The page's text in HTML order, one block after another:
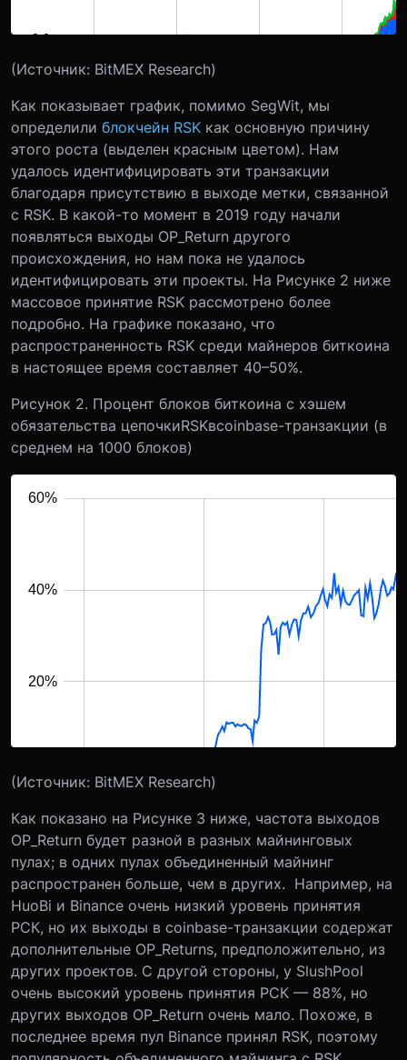
(Источник: BitMEX Research)
Как показывает график, помимо SegWit, мы
определили блокчейн RSK как основную причину
этого роста (выделен красным цветом). Нам
удалось идентифицировать эти транзакции
благодаря присутствию в выходе метки, связанной
с RSK. В какой-то момент в 2019 году начали
появляться выходы OP_Return другого
происхождения, но нам пока не удалось
идентифицировать эти проекты. На Рисунке 2 ниже
массовое принятие RSK рассмотрено более
подробно. На графике показано, что
распространенность RSK среди майнеров биткоина
в настоящее время составляет 40–50%.
Рисунок 2. Процент блоков биткоина с хэшем
обязательства цепочкиRSKвcoinbase-транзакции (в
среднем на 1000 блоков)
(Источник: BitMEX Research)
Как показано на Рисунке 3 ниже, частота выходов
OP_Return будет разной в разных майнинговых
пулах; в одних пулах объединенный майнинг
распространен больше, чем в других. Например, на
HuoBi и Binance очень низкий уровень принятия
РСК, но их выходы в coinbase-транзакции содержат
дополнительные OP_Returns, предположительно, из
других проектов. С другой стороны, у SlushPool
очень высокий уровень принятия РСК — 88%, но
других выходов OP_Return очень мало. Похоже, в
последнее время пул Binance принял RSK, поэтому